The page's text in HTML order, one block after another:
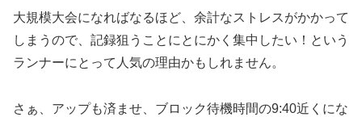
大規模大会になればなるほど、余計なストレスがかかって
しまうので、記録狙うことにとにかく集中したい！という
ランナーにとって人気の理由かもしれません。
さぁ、アップも済ませ、ブロック待機時間の9:40近くにな